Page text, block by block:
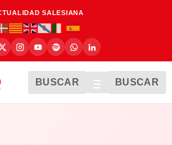
SALESIANA
BUSCAR BUSCAR